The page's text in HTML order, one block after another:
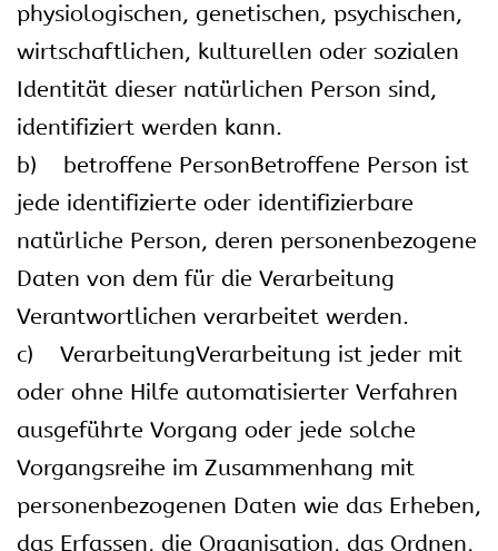
physiologischen, genetischen, psychischen,
wirtschaftlichen, kulturellen oder sozialen
Identität dieser natürlichen Person sind,
identifiziert werden kann.
b) betroffene PersonBetroffene Person ist
jede identifizierte oder identifizierbare
natürliche Person, deren personenbezogene
Daten von dem für die Verarbeitung
Verantwortlichen verarbeitet werden.
c) VerarbeitungVerarbeitung ist jeder mit
oder ohne Hilfe automatisierter Verfahren
ausgeführte Vorgang oder jede solche
Vorgangsreihe im Zusammenhang mit
personenbezogenen Daten wie das Erheben,
das Erfassen, die Organisation, das Ordnen,